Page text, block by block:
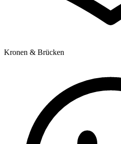
Kronen & Brücken